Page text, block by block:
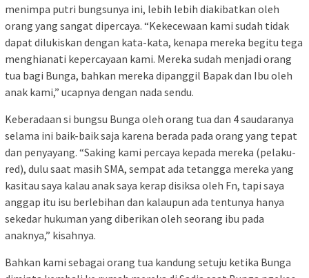
menimpa putri bungsunya ini, lebih lebih diakibatkan oleh
orang yang sangat dipercaya. “Kekecewaan kami sudah tidak
dapat dilukiskan dengan kata-kata, kenapa mereka begitu tega
menghianati kepercayaan kami. Mereka sudah menjadi orang
tua bagi Bunga, bahkan mereka dipanggil Bapak dan Ibu oleh
anak kami,” ucapnya dengan nada sendu.
Keberadaan si bungsu Bunga oleh orang tua dan 4 saudaranya
selama ini baik-baik saja karena berada pada orang yang tepat
dan penyayang. “Saking kami percaya kepada mereka (pelaku-
red), dulu saat masih SMA, sempat ada tetangga mereka yang
kasitau saya kalau anak saya kerap disiksa oleh Fn, tapi saya
anggap itu isu berlebihan dan kalaupun ada tentunya hanya
sekedar hukuman yang diberikan oleh seorang ibu pada
anaknya,” kisahnya.
Bahkan kami sebagai orang tua kandung setuju ketika Bunga